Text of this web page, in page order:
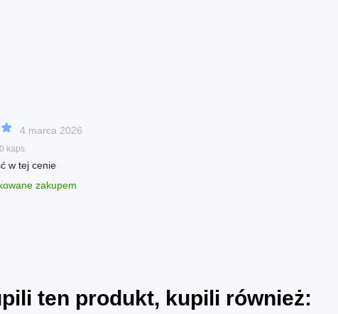
4 marca 2026
kaps.
w tej cenie
zakupem
ten produkt, kupili również: